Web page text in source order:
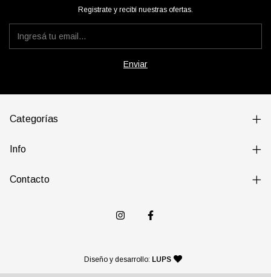
Registrate y recibí nuestras ofertas.
Categorías
Info
Contacto
Diseño y desarrollo: LUPS — agencia de diseño y